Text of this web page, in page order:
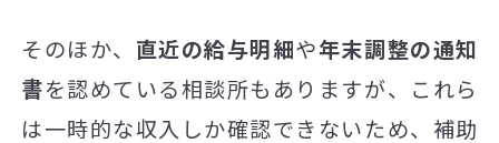
そのほか、 直近の給与明細や年末調整の通知
書を認めている相談所もありますが、これら
は一時的な収入しか確認できないため、補助